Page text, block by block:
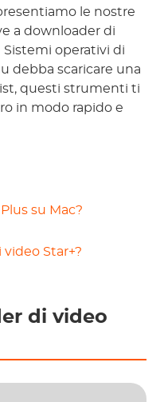
le nostre
a downloader di
operativi di
debba scaricare una
questi strumenti ti
in modo rapido e
su Mac?
Star+?
di video